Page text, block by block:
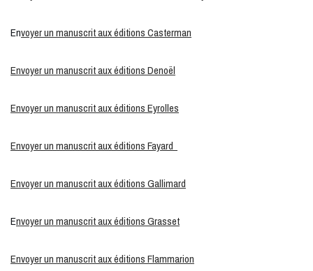
Envoyer un manuscrit aux éditions Casterman
Envoyer un manuscrit aux éditions Denoël
Envoyer un manuscrit aux éditions Eyrolles
Envoyer un manuscrit aux éditions Fayard
Envoyer un manuscrit aux éditions Gallimard
Envoyer un manuscrit aux éditions Grasset
Envoyer un manuscrit aux éditions Flammarion